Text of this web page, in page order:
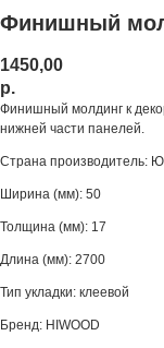
Финишный
1450,00
р.
Финишный молдинг к
нижней части панелей.
Страна производитель:
Ширина (мм): 50
Толщина (мм): 17
Длина (мм): 2700
Тип укладки: клеевой
Бренд: HIWOOD